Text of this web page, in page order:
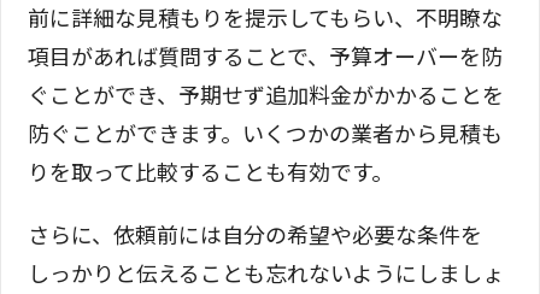
前に詳細な見積もりを提示してもらい、不明瞭な
項目があれば質問することで、予算オーバーを防
ぐことができ、予期せず追加料金がかかることを
防ぐことができます。いくつかの業者から見積も
りを取って比較することも有効です。
さらに、依頼前には自分の希望や必要な条件を
しっかりと伝えることも忘れないようにしましょ